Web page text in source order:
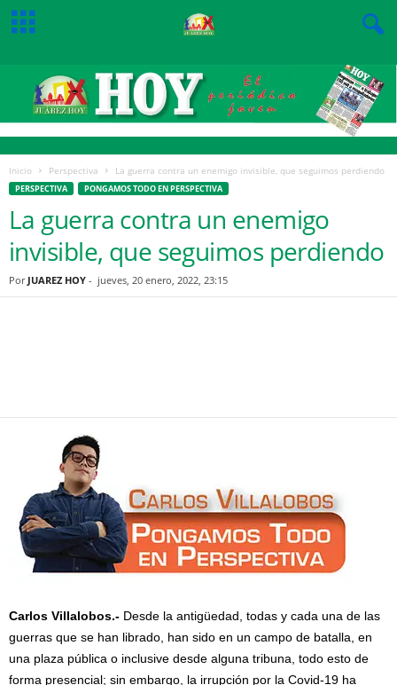
Inicio Perspectiva La guerra contra un enemigo invisible, que seguimos perdiendo
PERSPECTIVA PONGAMOS TODO EN PERSPECTIVA
La guerra contra un enemigo
invisible, que seguimos perdiendo
Por JUAREZ HOY - jueves, 20 enero, 2022, 23:15
Carlos Villalobos.- Desde la antigüedad, todas y cada una de las
guerras que se han librado, han sido en un campo de batalla, en
una plaza pública o inclusive desde alguna tribuna, todo esto de
forma presencial; sin embargo, la irrupción por la Covid-19 ha